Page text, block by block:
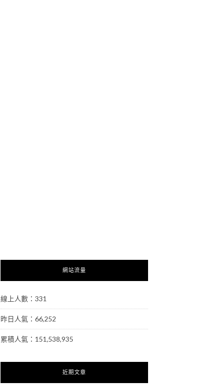
網站流量
線上人數：331
昨日人氣：66,252
累積人氣：151,538,935
近期文章